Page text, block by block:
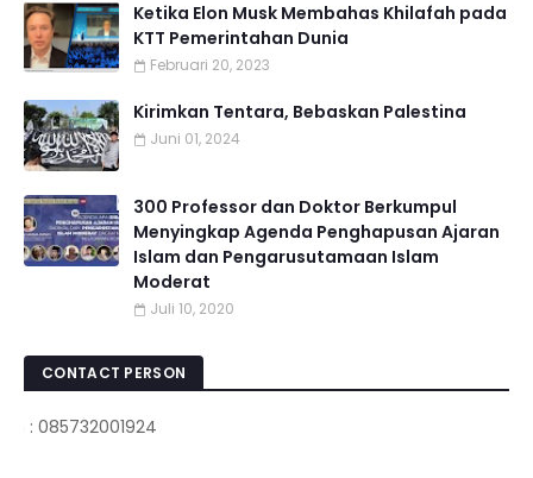
Ketika Elon Musk Membahas Khilafah pada
KTT Pemerintahan Dunia
Februari 20, 2023
Kirimkan Tentara, Bebaskan Palestina
Juni 01, 2024
300 Professor dan Doktor Berkumpul
Menyingkap Agenda Penghapusan Ajaran
Islam dan Pengarusutamaan Islam
Moderat
Juli 10, 2020
CONTACT PERSON